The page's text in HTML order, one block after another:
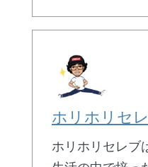
ホリホリセ
ホリホリセレブ